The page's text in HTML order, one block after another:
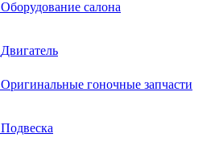
Оборудование салона
Двигатель
Оригинальные гоночные запчасти
Подвеска